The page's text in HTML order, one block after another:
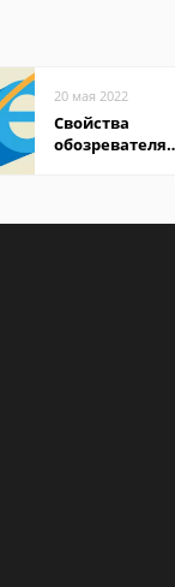
20 мая 2022
Свойства
обозревателя